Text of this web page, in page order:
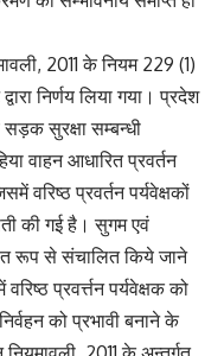
2011 के नियम 229 (1)
निर्णय लिया गया। प्रदेश
सड़क सुरक्षा सम्बन्धी
वाहन आधारित प्रवर्तन
वरिष्ठ प्रवर्तन पर्यवेक्षकों
की गई है। सुगम एवं
रूप से संचालित किये जाने
प्रवर्त्तन पर्यवेक्षक को
को प्रभावी बनाने के